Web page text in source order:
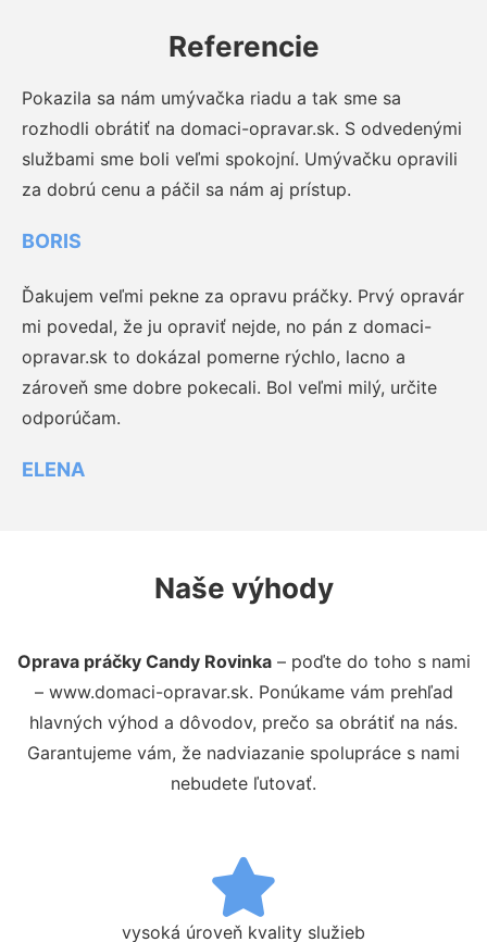
Referencie
Pokazila sa nám umývačka riadu a tak sme sa
rozhodli obrátiť na domaci-opravar.sk. S odvedenými
službami sme boli veľmi spokojní. Umývačku opravili
za dobrú cenu a páčil sa nám aj prístup.
BORIS
Ďakujem veľmi pekne za opravu práčky. Prvý opravár
mi povedal, že ju opraviť nejde, no pán z domaci-
opravar.sk to dokázal pomerne rýchlo, lacno a
zároveň sme dobre pokecali. Bol veľmi milý, určite
odporúčam.
ELENA
Naše výhody
Oprava práčky Candy Rovinka– poďte do toho s nami
– www.domaci-opravar.sk. Ponúkame vám prehľad
hlavných výhod a dôvodov, prečo sa obrátiť na nás.
Garantujeme vám, že nadviazanie spolupráce s nami
nebudete ľutovať.
vysoká úroveň kvality služieb